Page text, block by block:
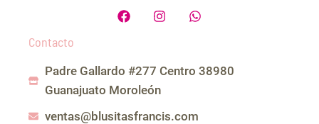
F
a
o
o
k
I
n
g
r
a
m
W
h
a
Contacto
Padre Gallardo #277 Centro 38980
Guanajuato Moroleón
ventas@blusitasfrancis.com